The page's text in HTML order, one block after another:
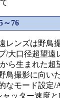
76
レンズは野鳥
/大口径超望遠
ら生まれた超
鳥撮影に向い
なモード設定/
ッター速度